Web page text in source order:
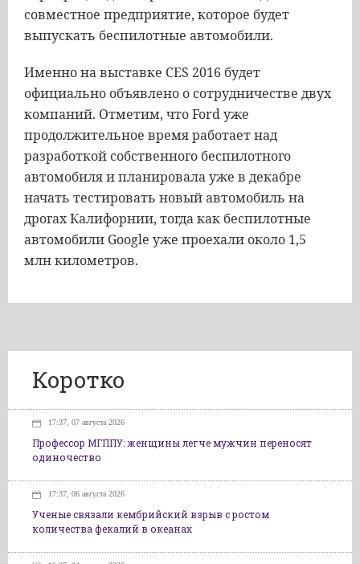
совместное предприятие, которое будет
выпускать беспилотные автомобили.
Именно на выставке CES 2016 будет
официально объявлено о сотрудничестве двух
компаний. Отметим, что Ford уже
продолжительное время работает над
разработкой собственного беспилотного
автомобиля и планировала уже в декабре
начать тестировать новый автомобиль на
дрогах Калифорнии, тогда как беспилотные
автомобили Google уже проехали около 1,5
млн километров.
Коротко
17:37, 07 августа 2026
Профессор МГППУ: женщины легче мужчин переносят
одиночество
17:37, 06 августа 2026
Ученые связали кембрийский взрыв с ростом
количества фекалий в океанах